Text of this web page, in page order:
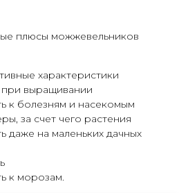
плюсы можжевельников
характеристики
при выращивании
к болезням и насекомым
за счет чего растения
даже на маленьких дачных
к морозам.